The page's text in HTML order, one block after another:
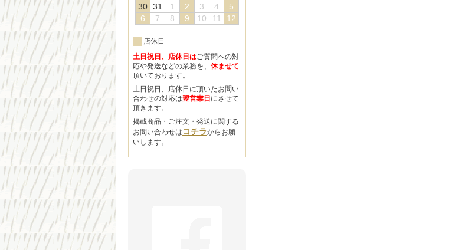
30 31 1 2 3 4
5
6
7 8 9 10 11 12
店休日
土日祝日、店休日はご質問への対
応や発送などの業務を、 休ませて
頂いております。
土日祝日、店休日に頂いたお問い
合わせの対応は翌営業日 にさせて
頂きます。
掲載商品・ご注文・発送に関する
お問い合わせは コチラからお願
いします。